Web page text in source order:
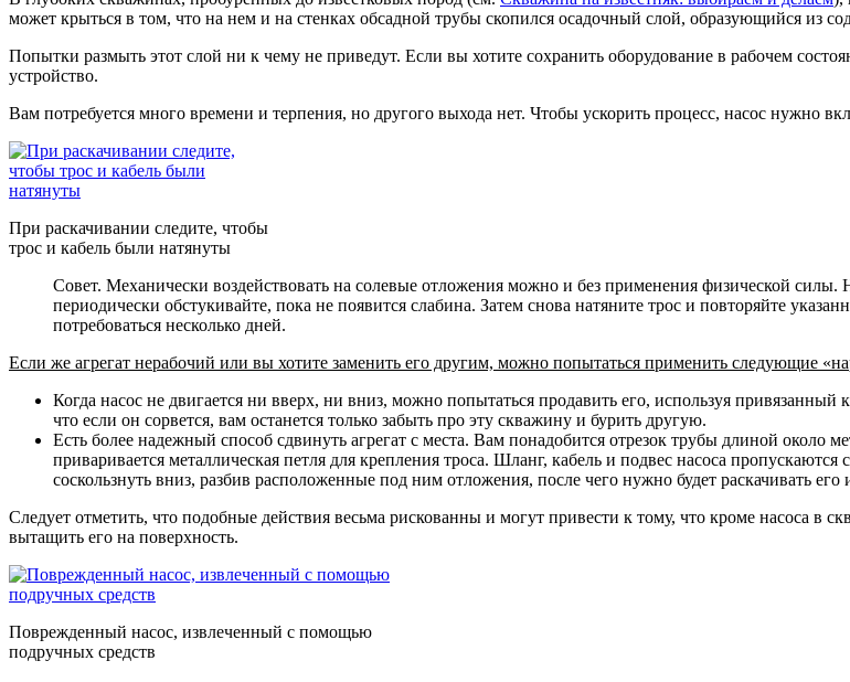
может крыться в том, что на нем и на стенках обсадной трубы скопился осадочный слой, образующийся из
Попытки размыть этот слой ни к чему не приведут. Если вы хотите сохранить оборудование в рабочем
устройство.
Вам потребуется много времени и терпения, но другого выхода нет. Чтобы ускорить процесс, насос нужно
При раскачивании следите, чтобы
трос и кабель были натянуты
Совет. Механически воздействовать на солевые отложения можно и без применения физической силы.
периодически обстукивайте, пока не появится слабина. Затем снова натяните трос и повторяйте
потребоваться несколько дней.
Если же агрегат нерабочий или вы хотите заменить его другим, можно попытаться применить следующие
Когда насос не двигается ни вверх, ни вниз, можно попытаться продавить его, используя привязанный
что если он сорвется, вам останется только забыть про эту скважину и бурить другую.
Есть более надежный способ сдвинуть агрегат с места. Вам понадобится отрезок трубы длиной около
приваривается металлическая петля для крепления троса. Шланг, кабель и подвес насоса
соскользнуть вниз, разбив расположенные под ним отложения, после чего нужно будет раскачивать
Следует отметить, что подобные действия весьма рискованны и могут привести к тому, что кроме насоса в
вытащить его на поверхность.
Поврежденный насос, извлеченный с помощью
подручных средств